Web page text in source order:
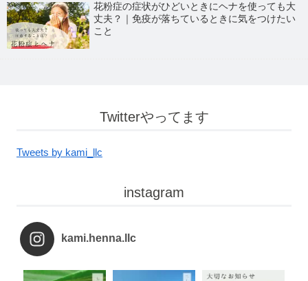
花粉症の症状がひどいときにヘナを使っても大
丈夫？｜免疫が落ちているときに気をつけたい
こと
Twitterやってます
Tweets by kami_llc
instagram
kami.henna.llc